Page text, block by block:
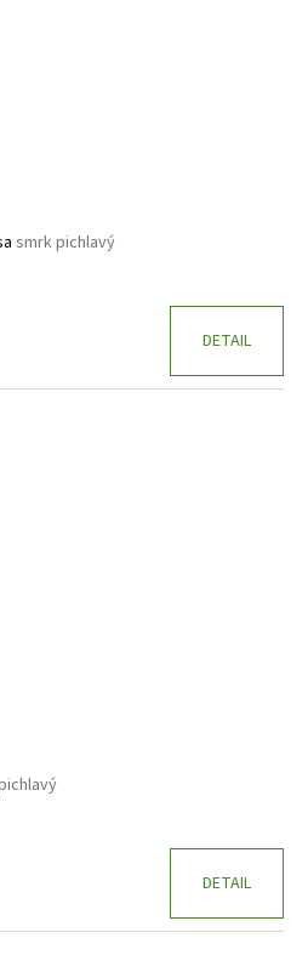
smrk pichlavý
DETAIL
DETAIL